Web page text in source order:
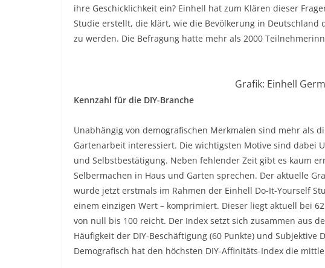
ihre Geschicklichkeit ein? Einhell hat zum Klären dieser
Studie erstellt, die klärt, wie die Bevölkerung in
zu werden. Die Befragung hatte mehr als 2000
Grafik: Einhell
Kennzahl für die DIY-Branche
Unabhängig von demografischen Merkmalen sind mehr als
Gartenarbeit interessiert. Die wichtigsten Motive sind dabei
und Selbstbestätigung. Neben fehlender Zeit gibt es kaum
Selbermachen in Haus und Garten sprechen. Der aktuelle
wurde jetzt erstmals im Rahmen der Einhell Do-It-Yourself
einem einzigen Wert – komprimiert. Dieser liegt aktuell bei
von null bis 100 reicht. Der Index setzt sich zusammen aus
Häufigkeit der DIY-Beschäftigung (60 Punkte) und Subjektive
Demografisch hat den höchsten DIY-Affinitäts-Index die